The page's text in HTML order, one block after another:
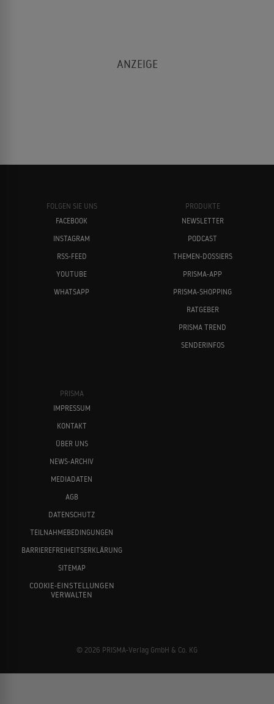
FOLGEN SIE UNS
FACEBOOK
INSTAGRAM
RSS-FEED
YOUTUBE
WHATSAPP
PRODUKTE
NEWSLETTER
PODCAST
THEMEN-DOSSIERS
PRISMA-APP
PRISMA-SHOPPING
RATGEBER
PRISMA TREND
SENDERINFOS
PRISMA
IMPRESSUM
KONTAKT
ÜBER UNS
NEWS-ARCHIV
MEDIADATEN
AGB
DATENSCHUTZ
TEILNAHMEBEDINGUNGEN
BARRIEREFREIHEITSERKLÄRUNG
SITEMAP
COOKIE-EINSTELLUNGEN
VERWALTEN
© 2026 PRISMA-Verlag GmbH & Co. KG